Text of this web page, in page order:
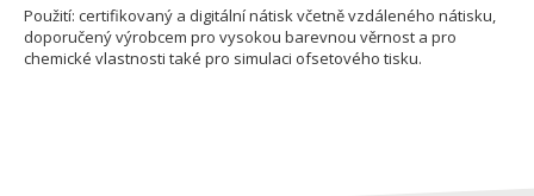
Použití: certifikovaný a digitální nátisk včetně vzdáleného nátisku,
doporučený výrobcem pro vysokou barevnou věrnost a pro
chemické vlastnosti také pro simulaci ofsetového tisku.